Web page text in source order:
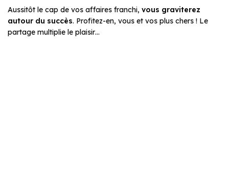
Aussitôt le cap de vos affaires franchi, vous graviterez
autour du succès. Profitez-en, vous et vos plus chers ! Le
partage multiplie le plaisir…